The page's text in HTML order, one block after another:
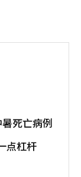
死亡病例
点杠杆